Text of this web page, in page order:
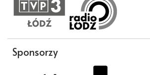
Sponsorzy